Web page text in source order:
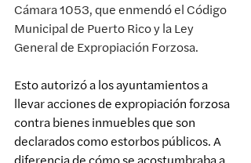
Cámara 1053, que enmendó el Código
Municipal de Puerto Rico y la Ley
General de Expropiación Forzosa.
Esto autorizó a los ayuntamientos a
llevar acciones de expropiación forzosa
contra bienes inmuebles que son
declarados como estorbos públicos. A